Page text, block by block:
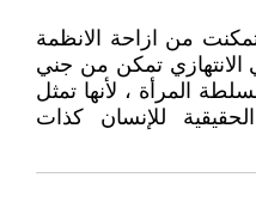
تمكنت من ازاحة الانظمة
الانتهازي تمكن من جني
المرأة ، لأنها تمثل
للإنسان كذات